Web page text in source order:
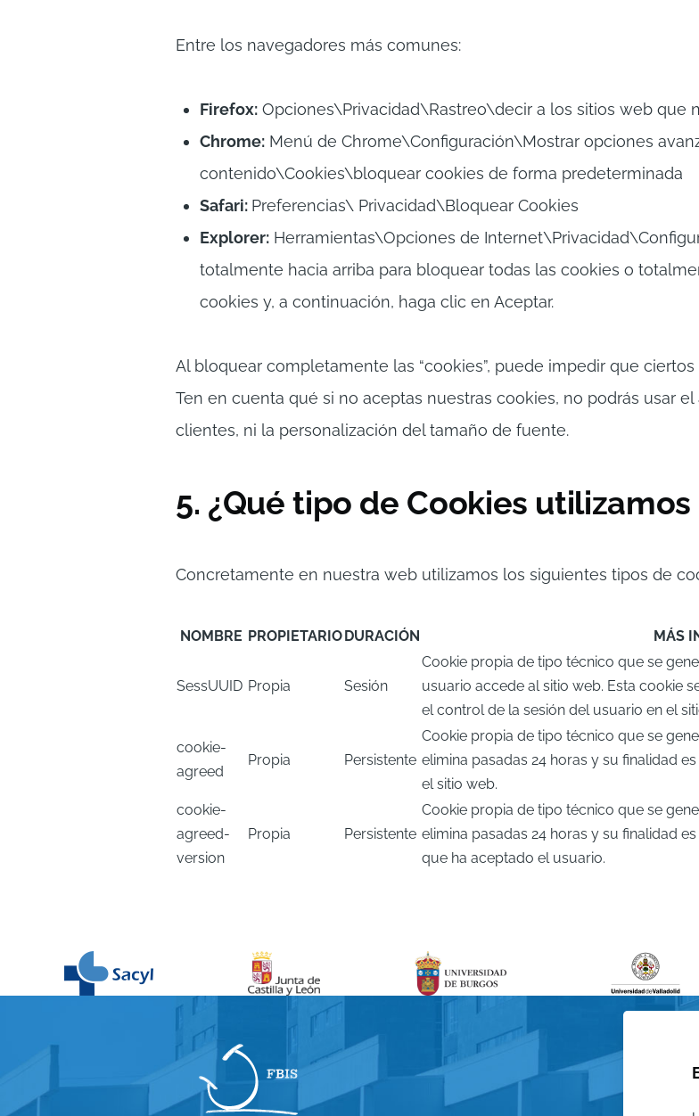
Entre los navegadores más comunes:
Firefox: Opciones\Privacidad\Rastreo\decir a los sitios web que
Chrome: Menú de Chrome\Configuración\Mostrar opciones
contenido\Cookies\bloquear cookies de forma predeterminada
Safari: Preferencias\ Privacidad\Bloquear Cookies
Explorer: Herramientas\Opciones de
totalmente hacia arriba para bloquear todas las cookies o
cookies y, a continuación, haga clic en Aceptar.
Al bloquear completamente las “cookies”, puede impedir que
Ten en cuenta qué si no aceptas nuestras cookies, no podrás usar
clientes, ni la personalización del tamaño de fuente.
5. ¿Qué tipo de Cookies
Concretamente en nuestra web utilizamos los siguientes tipos de
NOMBRE PROPIETARIODURACIÓN MÁS
SessUUID Propia Sesión
Cookie propia de tipo técnico que se
usuario accede al sitio web. Esta cookie
el control de la sesión del usuario en el
cookie-
agreed
Propia Persistente
Cookie propia de tipo técnico que se
elimina pasadas 24 horas y su finalidad
el sitio web.
cookie-
agreed-
version
Propia Persistente
Cookie propia de tipo técnico que se
elimina pasadas 24 horas y su finalidad
que ha aceptado el usuario.